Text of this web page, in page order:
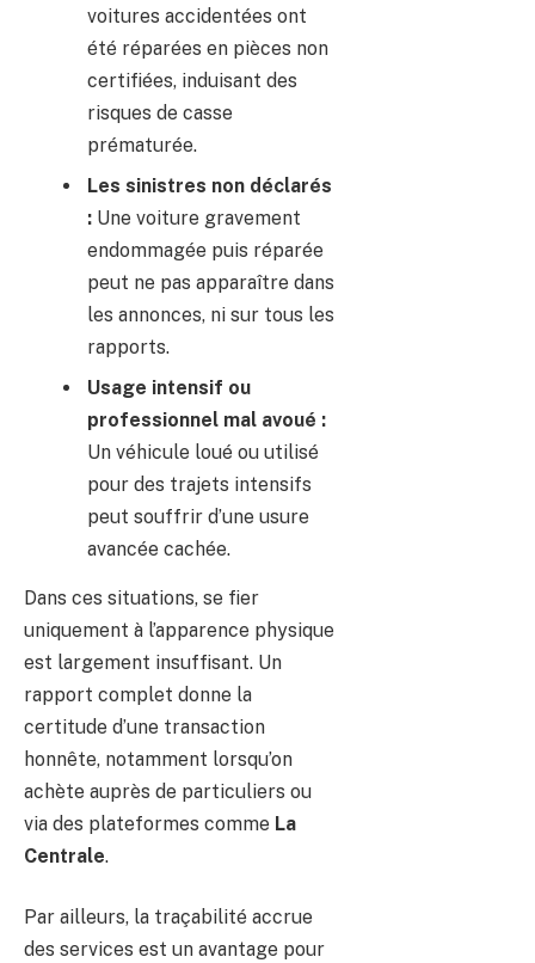
voitures accidentées ont
été réparées en pièces non
certifiées, induisant des
risques de casse
prématurée.
Les sinistres non déclarés
: Une voiture gravement
endommagée puis réparée
peut ne pas apparaître dans
les annonces, ni sur tous les
rapports.
Usage intensif ou
professionnel mal avoué :
Un véhicule loué ou utilisé
pour des trajets intensifs
peut souffrir d’une usure
avancée cachée.
Dans ces situations, se fier
uniquement à l’apparence physique
est largement insuffisant. Un
rapport complet donne la
certitude d’une transaction
honnête, notamment lorsqu’on
achète auprès de particuliers ou
via des plateformes comme La
Centrale.
Par ailleurs, la traçabilité accrue
des services est un avantage pour